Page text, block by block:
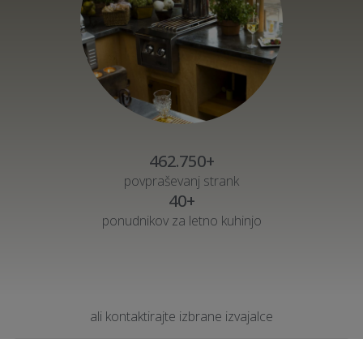
462.750+
povpraševanj strank
40+
ponudnikov za letno kuhinjo
ali kontaktirajte izbrane izvajalce